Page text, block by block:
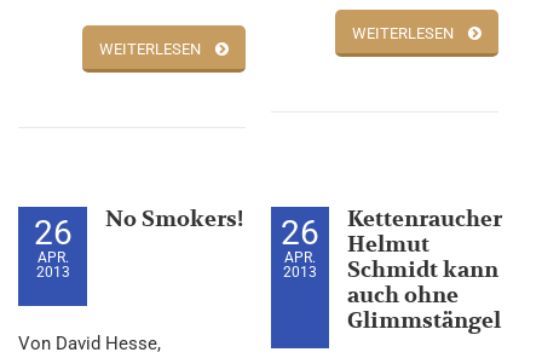
WEITERLESEN
WEITERLESEN
26
APR.
2013
No Smokers!
Von David Hesse,
26
APR.
2013
Kettenraucher
Helmut
Schmidt kann
auch ohne
Glimmstängel